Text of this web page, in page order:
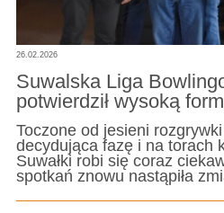
26.02.2026
Suwalska Liga
potwierdził wysoką
Toczone od jesieni
decydująca fazę i na torach
Suwałki robi się coraz
spotkań znowu nastąpiła